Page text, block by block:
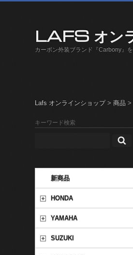
LAFS オン
カーボン外装ブランド『Carbony』
Lafs オンラインショップ> 商品 >
キーワード検索
新商品
HONDA
YAMAHA
SUZUKI